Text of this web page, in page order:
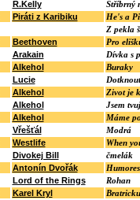
R.Kelly
Stříbrný
Piráti z Karibiku
He's a
Z pekla
Beethoven
Pro
Arakain
Dívka s
Alkehol
Buraky
Lucie
Alkehol
Zivot je
Alkehol
Jsem
Alkehol
Máme
Vřešťál
Modrá
Westlife
When
Divokej Bill
čmelák
Antonín Dvořák
Lord of the Rings
Rohan
Karel Kryl